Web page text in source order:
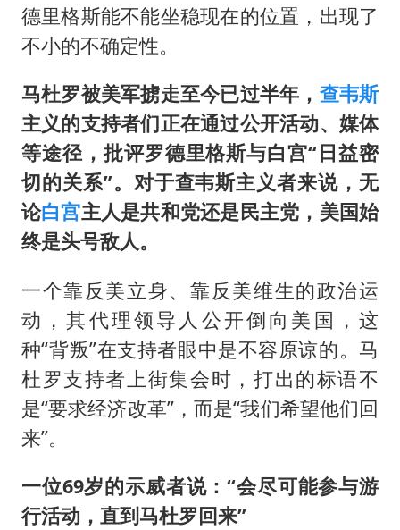
于东来直播和胖东来核心团队开会
《龙餐馆》 冲奖
蒯曼挺进WTT横滨冠军赛女单四强
构建更高水平的全民健身公共服务体系
德里格斯能不能坐稳现在的位置，出现了
不小的不确定性。
马杜罗被美军掳走至今已过半年， 查韦斯
主义的支持者们正在通过公开活动、媒体
等途径，批评罗德里格斯与白宫“日益密
切的关系”。对于查韦斯主义者来说，无
论白宫主人是共和党还是民主党，美国始
终是头号敌人。
一个靠反美立身、靠反美维生的政治运
动，其代理领导人公开倒向美国，这
种“背叛”在支持者眼中是不容原谅的。马
杜罗支持者上街集会时，打出的标语不
是“要求经济改革”，而是“我们希望他们回
来”。
一位69岁的示威者说：“会尽可能参与游
行活动，直到马杜罗回来”